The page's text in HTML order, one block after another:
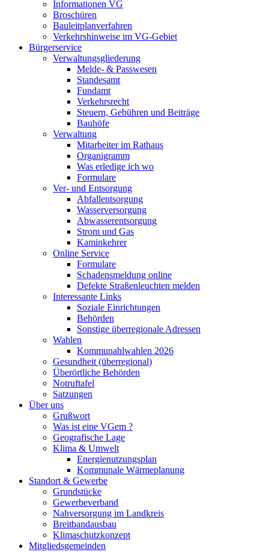
Informationen VG
Broschüren
Bauleitplanverfahren
Verkehrshinweise im VG-Gebiet
Bürgerservice
Verwaltungsgliederung
Melde- & Passwesen
Standesamt
Fundamt
Verkehrsrecht
Steuern, Gebühren und Beiträge
Bauhöfe
Verwaltung
Mitarbeiter im Rathaus
Organigramm
Was erledige ich wo
Formulare
Ver- und Entsorgung
Abfallentsorgung
Wasserversorgung
Abwasserentsorgung
Strom und Gas
Kaminkehrer
Online Service
Formulare
Schadensmeldung online
Defekte Straßenleuchten melden
Interessante Links
Soziale Einrichtungen
Behörden
Sonstige überregionale Adressen
Wahlen
Kommunahlwahlen 2026
Gesundheit (überregional)
Überörtliche Behörden
Notruftafel
Satzungen
Über uns
Grußwort
Was ist eine VGem ?
Geografische Lage
Klima & Umwelt
Energienutzungsplan
Kommunale Wärmeplanung
Standort & Gewerbe
Grundstücke
Gewerbeverband
Nahversorgung im Landkreis
Breitbandausbau
Klimaschutzkonzept
Mitgliedsgemeinden